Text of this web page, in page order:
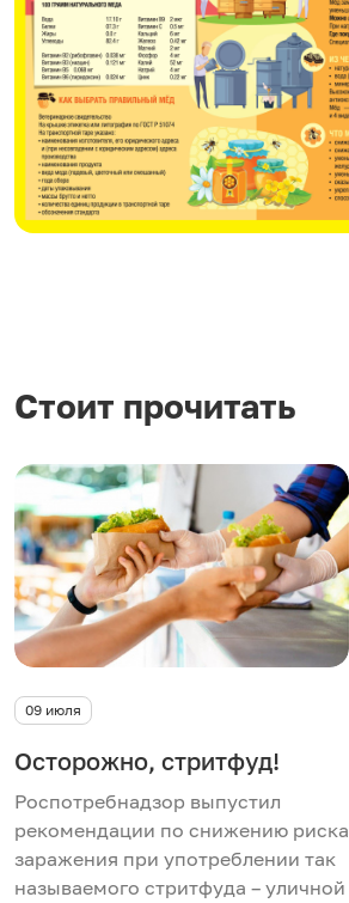
Стоит прочитать
09 июля
Осторожно, стритфуд!
Роспотребнадзор выпустил
рекомендации по снижению риска
заражения при употреблении так
называемого стритфуда – уличной